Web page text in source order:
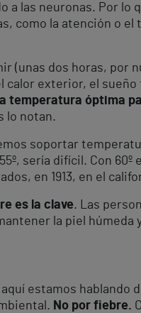
a las neuronas. Por
como la atención o el
(unas dos horas,
calor exterior, el
temperatura óptima
lo notan.
soportar
sería difícil. Con
en 1913, en el
es la clave. Las
la piel húmeda
estamos hablando
No por fiebre.